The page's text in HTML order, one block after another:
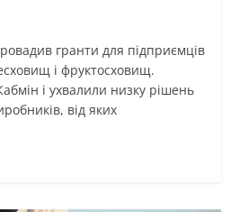
гранти для підприємців
і фруктосховищ.
і ухвалили низку рішень
від яких